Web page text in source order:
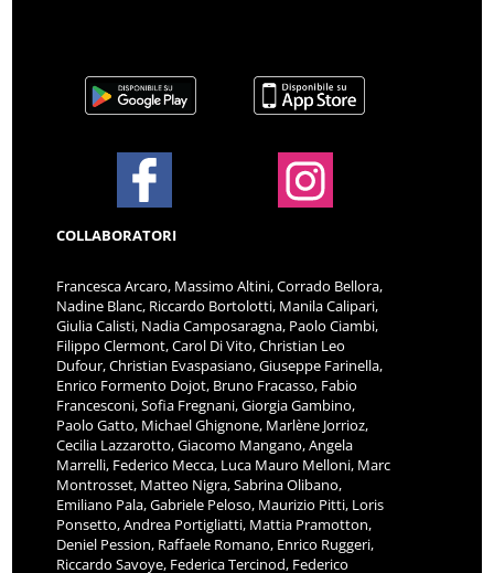
COLLABORATORI
Francesca Arcaro, Massimo Altini, Corrado Bellora,
Nadine Blanc, Riccardo Bortolotti, Manila Calipari,
Giulia Calisti, Nadia Camposaragna, Paolo Ciambi,
Filippo Clermont, Carol Di Vito, Christian Leo
Dufour, Christian Evaspasiano, Giuseppe Farinella,
Enrico Formento Dojot, Bruno Fracasso, Fabio
Francesconi, Sofia Fregnani, Giorgia Gambino,
Paolo Gatto, Michael Ghignone, Marlène Jorrioz,
Cecilia Lazzarotto, Giacomo Mangano, Angela
Marrelli, Federico Mecca, Luca Mauro Melloni, Marc
Montrosset, Matteo Nigra, Sabrina Olibano,
Emiliano Pala, Gabriele Peloso, Maurizio Pitti, Loris
Ponsetto, Andrea Portigliatti, Mattia Pramotton,
Deniel Pession, Raffaele Romano, Enrico Ruggeri,
Riccardo Savoye, Federica Tercinod, Federico